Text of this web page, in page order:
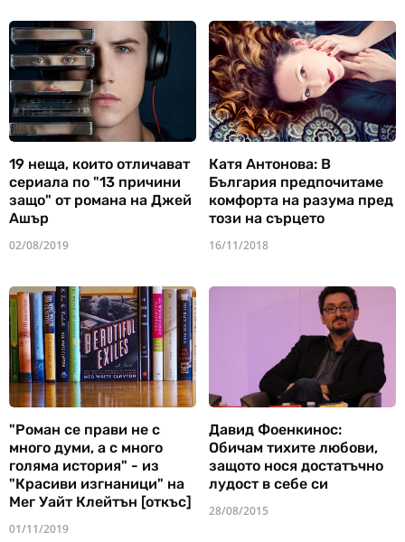
19 неща, които отличават
сериала по "13 причини
защо" от романа на Джей
Ашър
02/08/2019
Катя Антонова: В
България предпочитаме
комфорта на разума пред
този на сърцето
16/11/2018
"Роман се прави не с
много думи, а с много
голяма история" - из
"Красиви изгнаници" на
Мег Уайт Клейтън [откъс]
01/11/2019
Давид Фоенкинос:
Обичам тихите любови,
защото нося достатъчно
лудост в себе си
28/08/2015